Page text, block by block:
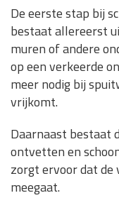
De eerste stap bij
bestaat allereerst
muren of andere
op een verkeerde
meer nodig bij
vrijkomt.
Daarnaast bestaat
ontvetten en
zorgt ervoor dat de
meegaat.